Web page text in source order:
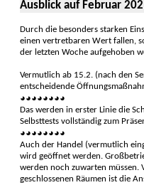
Ausblick auf Februar
Durch die besonders starken
einen vertretbaren Wert fallen,
der letzten Woche aufgehoben
Vermutlich ab 15.2. (nach den
entscheidende
◕◕◕◕◕◕◕◕
Das werden in erster Linie die
Selbst­tests vollständig zum
◕◕◕◕◕◕◕◕
Auch der Handel (vermutlich
wird ge­öffnet werden.
werden noch zu­warten müssen.
geschlossenen Räumen ist die